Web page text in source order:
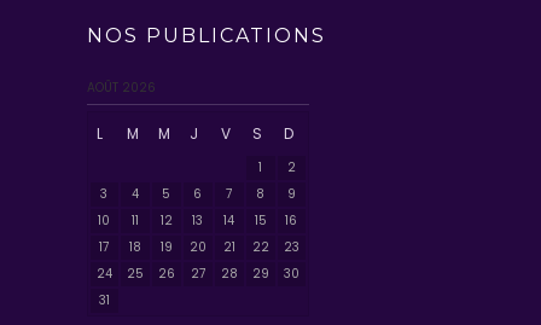
NOS PUBLICATIONS
AOÛT 2026
L M M J V S D
1
2
3
4 5 6 7 8
9
10
11 12 13 14 15
16
17
18 19 20 21 22
23
24
25 26 27 28 29
30
31